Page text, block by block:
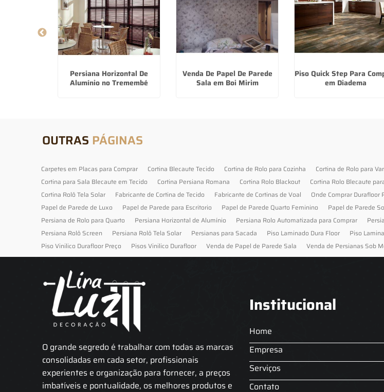
Persiana Horizontal De
Alumínio no Tremembé
Venda De Papel De Parede
Sala em Boi Mirim
Piso Quick Step Para
em Diadema
OUTRAS PÁGINAS
Carpetes em Placas para Comprar Cortina Blecaute Tecido Cortina de Rolo para Cozinha Cortina de Rolo para
Cortina para Sala Blecaute em Tecido
Cortina Persiana Romana Cortina Rolo Blackout Cortina Rolo Blecaute
Cortina Rolô Tela Solar
Fabricante de Cortina de Tecido Fabricante de Cortinas de Voal Onde Comprar Durafloor
Papel de Parede de Luxo
Papel de Parede para Escritorio Papel de Parede Quarto Feminino Papel de Parede
Persiana de Rolo para Quarto
Persiana Horizontal de Alumínio Persiana Rolo Automatizada para Comprar
Persiana Rolô Screen
Persiana Rolô Tela Solar Persianas para Sacada Piso Laminado Dura Floor Piso
Piso Vinilico Durafloor Preço
Pisos Vinilico Durafloor Venda de Papel de Parede Sala Venda de Persianas Sob
O grande segredo é trabalhar com todas as marcas
consolidadas em cada setor, profissionais
experientes e organização para fornecer, a preços
imbatíveis e pontualidade, os melhores produtos e
Institucional
Home
Empresa
Serviços
Contato